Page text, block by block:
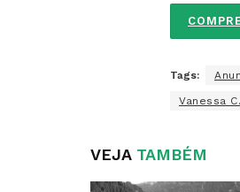
Tags:
Vanessa
VEJATAMBÉM